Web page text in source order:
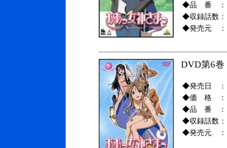
◆品 番 ：
◆収録話数：
◆発売元 ：
DVD第6巻
◆発売日 ：
◆価 格 ：
◆品 番 ：
◆収録話数：
◆発売元 ：